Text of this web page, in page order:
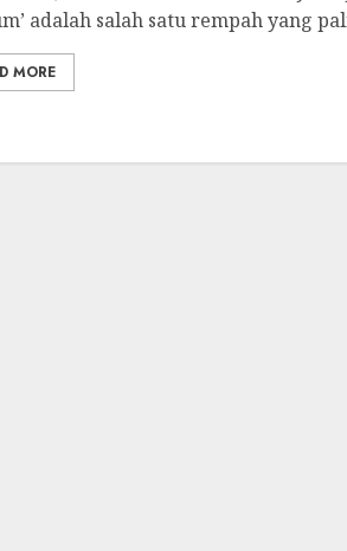
adalah salah satu rempah yang
MORE